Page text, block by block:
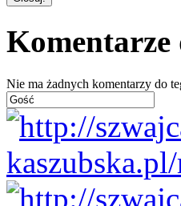
Komentarze
Nie ma żadnych komentarzy do